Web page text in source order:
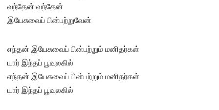
வந்தேன் வந்தேன்
இயேசுவைப் பின்பற்றுவேன்
எந்தன் இயேசுவைப் பின்பற்றும் மனிதர்கள்
யார் இந்தப் பூவுலகில்
எந்தன் இயேசுவைப் பின்பற்றும் மனிதர்கள்
யார் இந்தப் பூவுலகில்